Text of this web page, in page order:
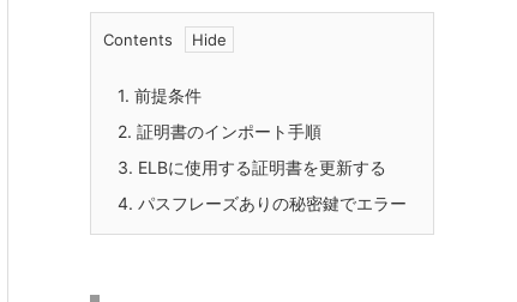
Contents
1. 前提条件
2. 証明書のインポート手順
3. ELBに使用する証明書を更新する
4. パスフレーズありの秘密鍵でエラー